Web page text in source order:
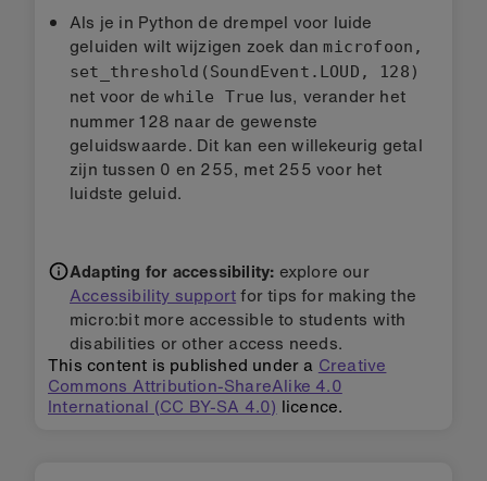
Als je in Python de drempel voor luide
geluiden wilt wijzigen zoek dan microfoon,
set_threshold(SoundEvent.LOUD, 128)
net voor dewhile True lus, verander het
nummer 128 naar de gewenste
geluidswaarde. Dit kan een willekeurig getal
zijn tussen 0 en 255, met 255 voor het
luidste geluid.
Adapting for accessibility: explore our
Accessibility supportfor tips for making the
micro:bit more accessible to students with
disabilities or other access needs.
This content is published under a Creative
Commons Attribution-ShareAlike 4.0
International (CC BY-SA 4.0) licence.